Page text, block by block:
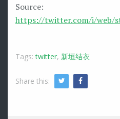
Source:
https://twitter.com/i/web/
Tags:twitter, 新垣结衣
Share this: Twitter